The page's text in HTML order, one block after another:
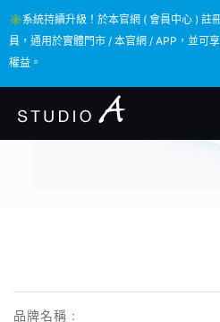
✳️系統持續升級！於本官網 ( 會員中心 ) 註
員，通用於實體門市 / 本官網 / APP，並可
權益。
✳️系統持續升級！於本官網 ( 會員中心 ) 註
員，通用於實體門市 / 本官網 / APP，並可
權益。
品牌名稱 :